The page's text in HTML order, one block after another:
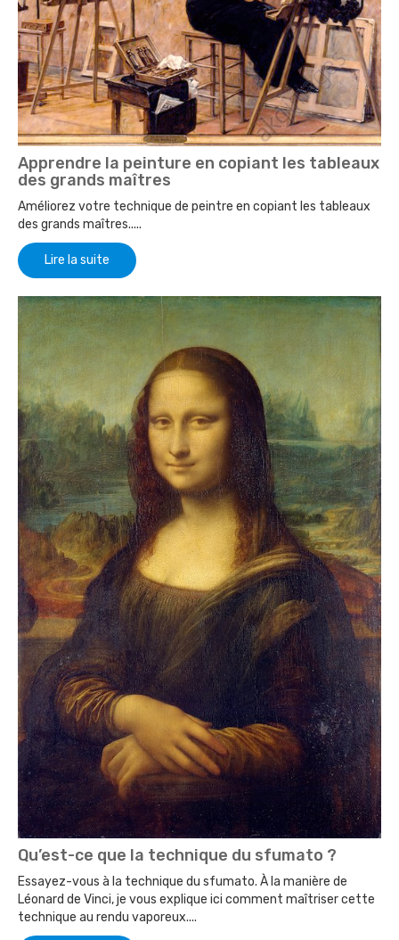
Apprendre la peinture en copiant les tableaux
des grands maîtres
Améliorez votre technique de peintre en copiant les tableaux
des grands maîtres.....
Lire la suite
Qu’est-ce que la technique du sfumato ?
Essayez-vous à la technique du sfumato. À la manière de
Léonard de Vinci, je vous explique ici comment maîtriser cette
technique au rendu vaporeux....